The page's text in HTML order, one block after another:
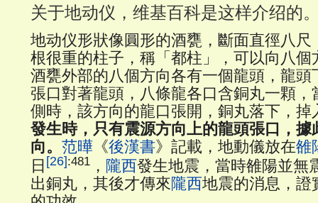
关于地动仪，维基百科是这样介绍的
地动仪形狀像圓形的酒甕，斷面直徑八尺
根很重的柱子，稱「都柱」，可以向八個
酒甕外部的八個方向各有一個龍頭，龍頭
張口對著龍頭，八條龍各口含銅丸一顆，
側時，該方向的龍口張開，銅丸落下，掉
發生時，只有震源方向上的龍頭張口，據
向。 范曄 《後漢書》記載，地動儀放在雒
日 [26]:481 ， 隴西發生地震，當時雒陽並無
出銅丸，其後才傳來隴西地震的消息，證